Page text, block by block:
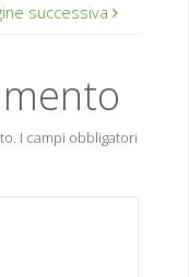
successiva
I campi obbligatori